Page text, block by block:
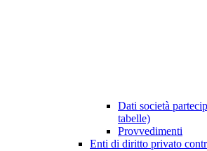
Dati società
tabelle)
Provvedimenti
Enti di diritto privato